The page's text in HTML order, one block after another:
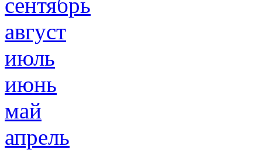
сентябрь
август
июль
июнь
май
апрель